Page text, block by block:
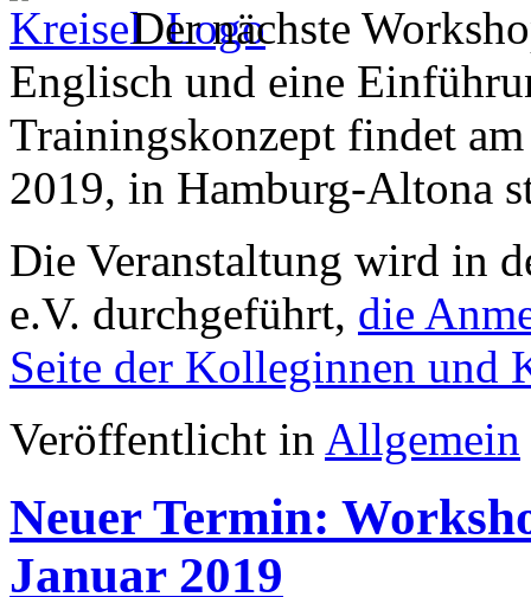
Der nächste
Englisch und eine
Trainingskonzept findet
2019, in Hamburg-Altona
Die Veranstaltung wird in
e.V. durchgeführt, die
Seite der Kolleginnen und
Veröffentlicht in Allgemein
Neuer Termin:
Januar 2019